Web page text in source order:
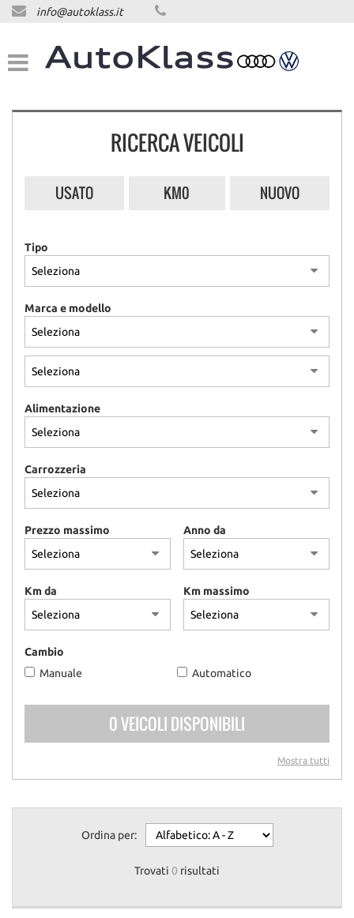
HOME
LISTA VEICOLI
ACQUISTIAMO USATO
NEWS
NEWS
AREA COMMERCIANTI
info@autoklass.it
RICERCA VEICOLI
USATO KM0 NUOVO
Tipo
Marca e modello
Alimentazione
Carrozzeria
Prezzo massimo Anno da
Km da Km massimo
Cambio
Manuale
Automatico
0 VEICOLI DISPONIBILI
Mostra tutti
Ordina per:
Trovati 0 risultati